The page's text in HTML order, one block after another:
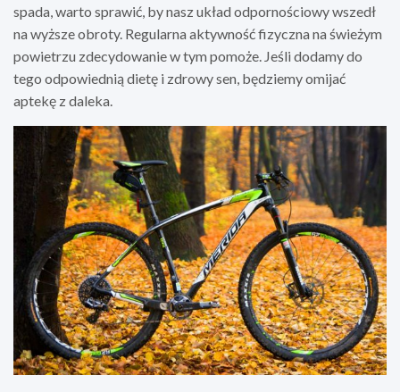
spada, warto sprawić, by nasz układ odpornościowy wszedł
na wyższe obroty. Regularna aktywność fizyczna na świeżym
powietrzu zdecydowanie w tym pomoże. Jeśli dodamy do
tego odpowiednią dietę i zdrowy sen, będziemy omijać
aptekę z daleka.